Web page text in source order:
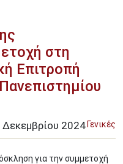
στη
Επιτροπή
Γενικές
Δεκεμβρίου 2024
για την συμμετοχή